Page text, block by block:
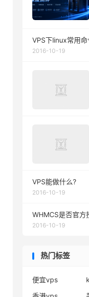
VPS下linux常用命
2016-10-19
VPS能做什么?
2016-10-19
WHMCS是否官方
2016-10-19
热门标签
便宜vps